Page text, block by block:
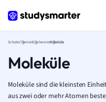
SchuleChemieBiochemieMoleküle
Moleküle
Moleküle sind die kleinsten
aus zwei oder mehr Atomen